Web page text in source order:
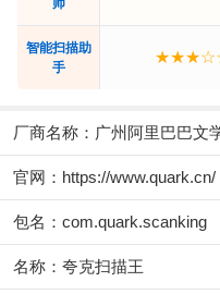
智能扫描助
手
厂商名称： 广州阿里巴巴文
官网： https://www.quark.cn/
包名：com.quark.scanking
名称：夸克扫描王